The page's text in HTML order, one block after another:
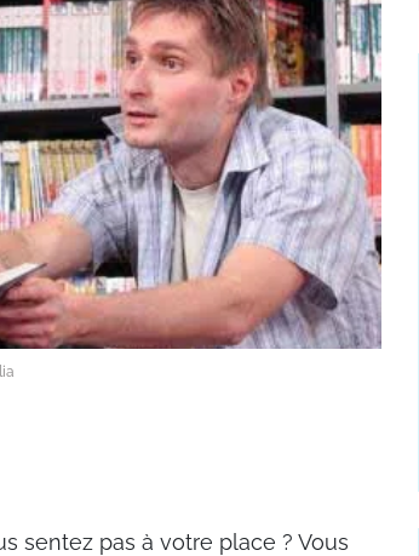
sentez pas à votre place ? Vous